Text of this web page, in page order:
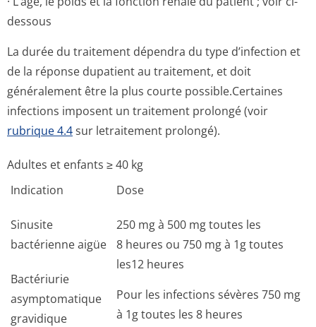
dessous
La durée du traitement dépendra du type d’infection et
de la réponse dupatient au traitement, et doit
généralement être la plus courte possible.Certaines
infections imposent un traitement prolongé (voir
rubrique 4.4sur letraitement prolongé).
Adultes et enfants ≥ 40 kg
Indication
Dose
Sinusite
bactérienne aigüe
250 mg à 500 mg toutes les
8 heures ou 750 mg à 1g toutes
les12 heures
Pour les infections sévères 750 mg
à 1g toutes les 8 heures
Bactériurie
asymptomatique
gravidique